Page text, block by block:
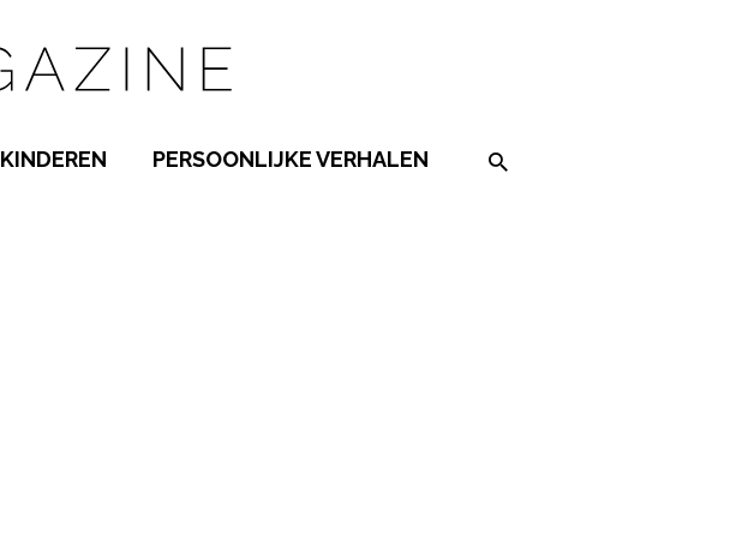
KINDEREN PERSOONLIJKE VERHALEN Search on the website